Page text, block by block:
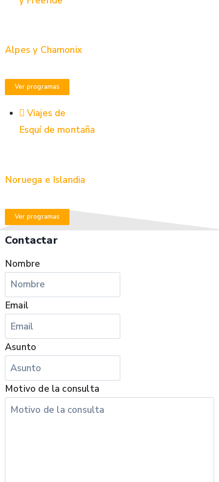
Alpes y Chamonix
Ver programas
Viajes de
Esquí de montaña
Noruega e Islandia
Ver programas
Contactar
Nombre
Email
Asunto
Motivo de la consulta